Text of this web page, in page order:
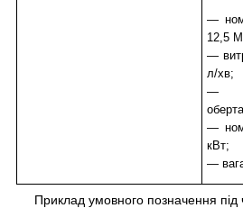
—
12,5
—
л/хв;
—
—
кВт;
—
Приклад умовного позначення під